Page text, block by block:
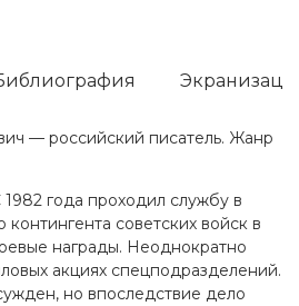
— российский писатель. Жанр
года проходил службу в
контингента советских войск в
награды. Неоднократно
акциях спецподразделений.
но впоследствие дело